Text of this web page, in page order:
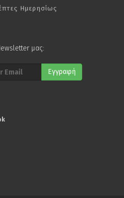
Ημερησίως
μας:
Εγγραφή